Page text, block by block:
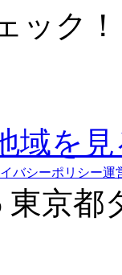
ック！
域を
バシーポリシー運
東京